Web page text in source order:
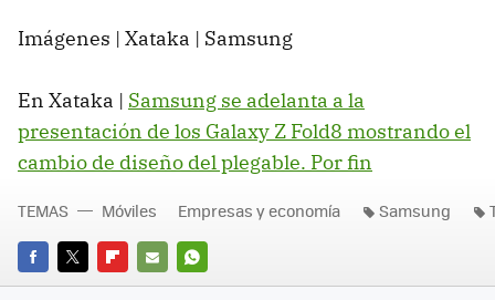
Imágenes | Xataka | Samsung
En Xataka | Samsung se adelanta a la
presentación de los Galaxy Z Fold8 mostrando el
cambio de diseño del plegable. Por fin
FACEBOOK
TWITTERFLIPBOARD
E-
WHATSAPP
TEMAS Móviles Empresas y economía Samsung